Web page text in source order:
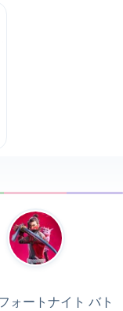
ォートナイト バト